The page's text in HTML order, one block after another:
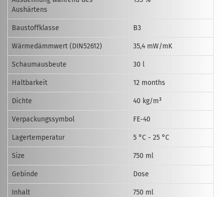
Aushärtens
Baustoffklasse B3
Wärmedämmwert (DIN52612) 35,4 mW/mK
Schaumausbeute 30 l
Haltbarkeit 12 months
Dichte 40 kg/m³
Verpackungssymbol FE-40
Lagertemperatur 5 °C - 25 °C
Size 750 ml
Gebinde Dose
Inhalt 750 ml